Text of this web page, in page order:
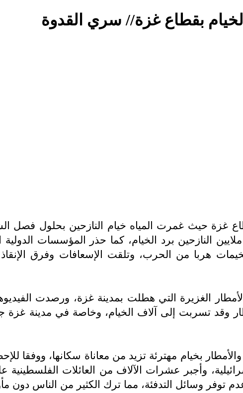
الخيام بقطاع غزة// سري القدوة
غزة حيث غمرت المياه خيام النازحين بحلول فصل
النازحين برد الخيام، كما حذر المؤسسات
هربا من الحرب، وتلقت الإسعافات وفرق
الغزيرة التي هطلت بمدينة غزة، ورصدت
وقد تسربت إلى آلاف الخيام، وخاصة في مدينة
وأجبر عشرات الآلاف من العائلات
وعدم توفر وسائل التدفئة، مما ترك الكثير من الناس دون